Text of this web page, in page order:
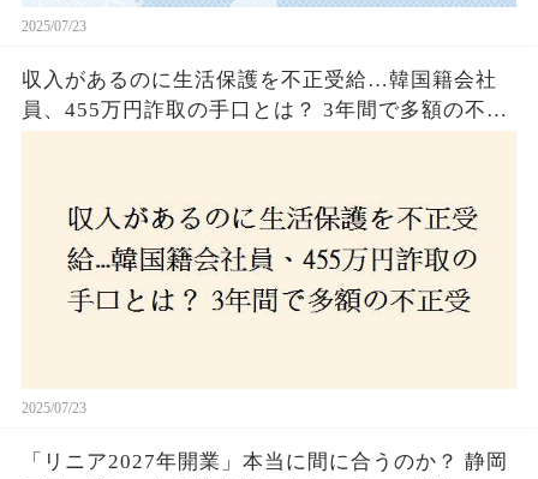
2025/07/23
収入があるのに生活保護を不正受給…韓国籍会社
員、455万円詐取の手口とは？ 3年間で多額の不正
2025/07/23
「リニア2027年開業」本当に間に合うのか？ 静岡